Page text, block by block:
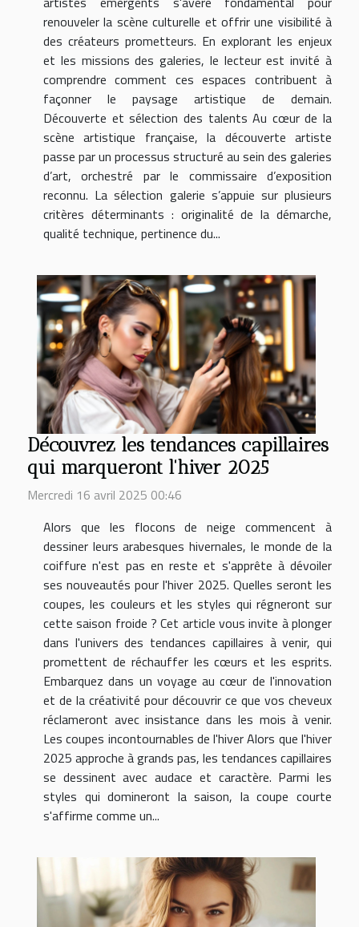
renouveler la scène culturelle et offrir une visibilité à
des créateurs prometteurs. En explorant les enjeux
et les missions des galeries, le lecteur est invité à
comprendre comment ces espaces contribuent à
façonner le paysage artistique de demain.
Découverte et sélection des talents Au cœur de la
scène artistique française, la découverte artiste
passe par un processus structuré au sein des galeries
d’art, orchestré par le commissaire d’exposition
reconnu. La sélection galerie s’appuie sur plusieurs
critères déterminants : originalité de la démarche,
qualité technique, pertinence du...
Découvrez les tendances capillaires
qui marqueront l'hiver 2025
Mercredi 16 avril 2025 00:46
Alors que les flocons de neige commencent à
dessiner leurs arabesques hivernales, le monde de la
coiffure n'est pas en reste et s'apprête à dévoiler
ses nouveautés pour l'hiver 2025. Quelles seront les
coupes, les couleurs et les styles qui régneront sur
cette saison froide ? Cet article vous invite à plonger
dans l'univers des tendances capillaires à venir, qui
promettent de réchauffer les cœurs et les esprits.
Embarquez dans un voyage au cœur de l'innovation
et de la créativité pour découvrir ce que vos cheveux
réclameront avec insistance dans les mois à venir.
Les coupes incontournables de l'hiver Alors que l'hiver
2025 approche à grands pas, les tendances capillaires
se dessinent avec audace et caractère. Parmi les
styles qui domineront la saison, la coupe courte
s'affirme comme un...